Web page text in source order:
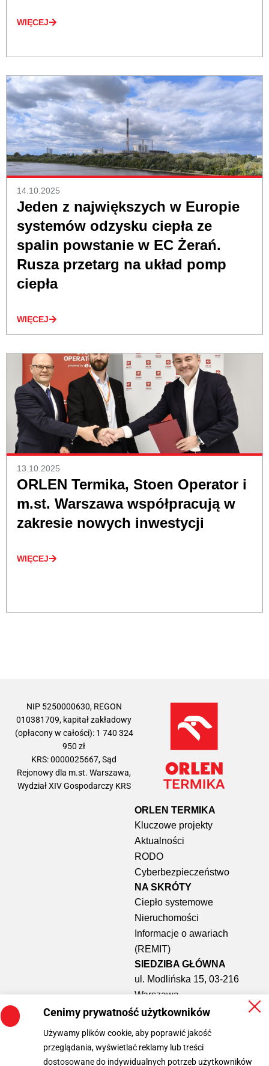
Cenimy prywatność użytkowników
Używamy plików cookie, aby poprawić jakość
przeglądania, wyświetlać reklamy lub treści
dostosowane do indywidualnych potrzeb użytkowników
WIĘCEJ
14.10.2025
Jeden z największych w Europie
systemów odzysku ciepła ze
spalin powstanie w EC Żerań.
Rusza przetarg na układ pomp
ciepła
WIĘCEJ
13.10.2025
ORLEN Termika, Stoen Operator i
m.st. Warszawa współpracują w
zakresie nowych inwestycji
WIĘCEJ
ORLEN TERMIKA
Kluczowe projekty
Aktualności
RODO
Cyberbezpieczeństwo
NA SKRÓTY​
Ciepło systemowe
Nieruchomości
Informacje o awariach
(REMIT)
SIEDZIBA GŁÓWNA
ul. Modlińska 15, 03-216
Warszawa
info@termika.orlen.pl
tel. +48 225874619
e-doręczenia: AE:PL-72704-
NIP 5250000630, REGON
010381709, kapitał zakładowy
(opłacony w całości): 1 740 324
950 zł
KRS: 0000025667, Sąd
Rejonowy dla m.st. Warszawa,
Wydział XIV Gospodarczy KRS